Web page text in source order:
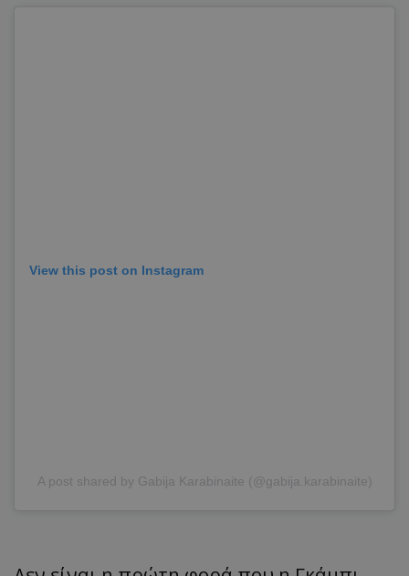
View this post on Instagram
A post shared by Gabija Karabinaite (@gabija.karabinaite)